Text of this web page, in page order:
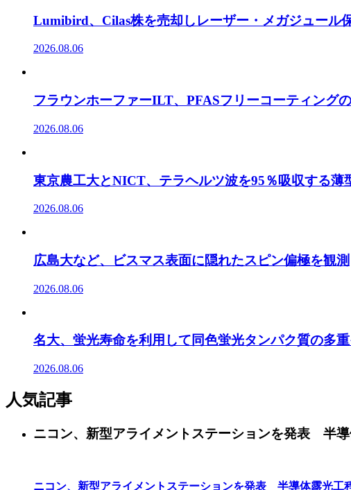
Lumibird、Cilas株を売却しレーザー・メガジュール
2026.08.06
フラウンホーファーILT、PFASフリーコーティング
2026.08.06
東京農工大とNICT、テラヘルツ波を95％吸収する薄
2026.08.06
広島大など、ビスマス表面に隠れたスピン偏極を観測
2026.08.06
名大、蛍光寿命を利用して同色蛍光タンパク質の多
2026.08.06
人気記事
ニコン、新型アライメントステーションを発表 半
ニコン、新型アライメントステーションを発表 半導体露光工